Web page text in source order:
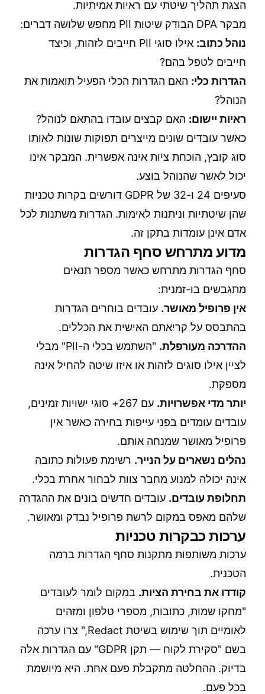
הצגת תהליך שיטתי עם ראיות אמיתיות.
מבקר DPA הבודק שיטות PII מחפש שלושה דברים:
נוהל כתוב:
אילו סוגי PII חייבים לזהות, וכיצד
חייבים לטפל בהם?
הגדרות כלי: האם הגדרות הכלי הפעיל תואמות את
הנוהל?
ראיות יישום: האם קבצים עובדו בהתאם לנוהל?
כאשר עובדים שונים מייצרים תפוקות שונות לאותו
סוג קובץ, הוכחת ציות אינה אפשרית. המבקר אינו
יכול לאשר שהנוהל בוצע.
סעיפים 24 ו-32 של GDPR דורשים בקרות טכניות
שהן שיטתיות וניתנות לאימות. הגדרות משתנות לכל
אדם אינן עומדות בתקן זה.
מדוע מתרחש סחף הגדרות
סחף הגדרות מתרחש כאשר מספר תנאים
מתגבשים בו-זמנית:
אין פרופיל מאושר. עובדים בוחרים הגדרות
בהתבסס על קריאתם האישית את הכללים.
ההדרכה מעורפלת.
"השתמש בכלי ה-PII" מבלי
לציין אילו סוגים לזהות או איזו שיטה להחיל אינה
מספקת.
יותר מדי אפשרויות.
עם 267+ סוגי ישויות זמינים,
עובדים עומדים בפני עייפות בחירה כאשר אין
פרופיל מאושר שמנחה אותם.
נהלים נשארים על הנייר. רשימת פעולות כתובה
אינה יכולה למנוע מחבר צוות לבחור אחרת בכלי.
תחלופת עובדים. עובדים חדשים בונים את ההגדרה
שלהם מאפס במקום לרשת פרופיל נבדק ומאושר.
ערכות כבקרות טכניות
ערכות משותפות מתקנות סחף הגדרות ברמה
הטכנית.
קודדו את בחירת הציות. במקום לומר לעובדים
"מחקו שמות, כתובות, מספרי טלפון ומזהים
לאומיים תוך שימוש בשיטת Redact," צרו ערכה
בשם "סקירת לקוח — תקן GDPR" עם הגדרות אלה
בדיוק. ההחלטה מתקבלת פעם אחת. היא מיושמת
בכל פעם.